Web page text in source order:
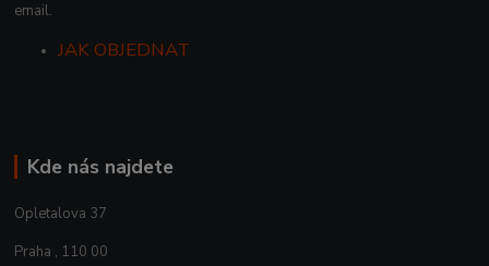
email.
JAK OBJEDNAT
Kde nás najdete
Opletalova 37
Praha , 110 00